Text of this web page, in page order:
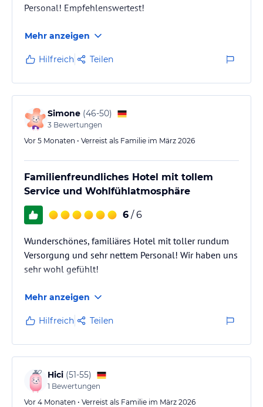
Personal! Empfehlenswertest!
Mehr anzeigen
Hilfreich Teilen
Simone (46-50)
3 Bewertungen
Vor 5 Monaten • Verreist als Familie im März 2026
Familienfreundliches Hotel mit tollem
Service und Wohlfühlatmosphäre
6 / 6
Wunderschönes, familiäres Hotel mit toller rundum
Versorgung und sehr nettem Personal! Wir haben uns
sehr wohl gefühlt!
Mehr anzeigen
Hilfreich Teilen
Hici (51-55)
1 Bewertungen
Vor 4 Monaten • Verreist als Familie im März 2026